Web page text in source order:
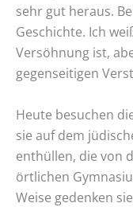
sehr gut heraus.
Geschichte. Ich
Versöhnung ist,
gegenseitigen
Heute besuchen
sie auf dem
enthüllen, die von
örtlichen
Weise gedenken